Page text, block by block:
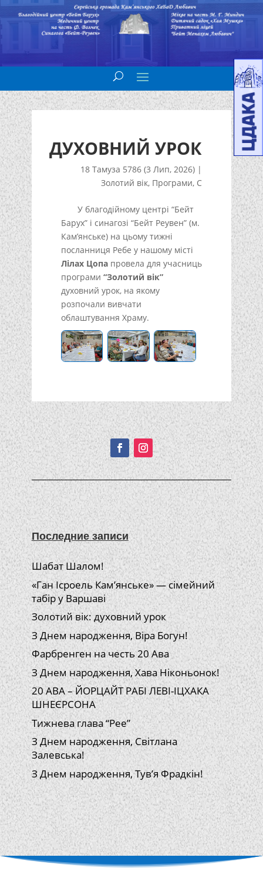
ДУХОВНИЙ УРОК
18 Тамуза 5786 (3 Лип, 2026) |
Золотий вік, Програми, С
У благодійному центрі “Бейт
Барух” і синагозі “Бейт Реувен” (м.
Кам’янське) на цьому тижні
посланниця Ребе у нашому місті
Лілах Цопапровела для учасниць
програми “Золотий вік”
духовний урок, на якому
розпочали вивчати
облаштування Храму.
Подписывайтесь!
Последние записи
Шабат Шалом!
«Ган Ісроель Кам’янське» — сімейний
табір у Варшаві
Золотий вік: духовний урок
З Днем народження, Віра Богун!
Фарбренген на честь 20 Ава
З Днем народження, Хава Ніконьонок!
20 АВА – ЙОРЦАЙТ РАБІ ЛЕВІ-ІЦХАКА
ШНЕЄРСОНА
Тижнева глава “Рее”
З Днем народження, Світлана
Залевська!
З Днем народження, Тув’я Фрадкін!